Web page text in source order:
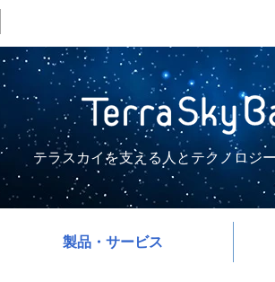
テラスカイを支える人とテクノロジ
製品・サービス